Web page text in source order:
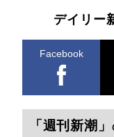
デイリー
Facebook
「週刊新潮」